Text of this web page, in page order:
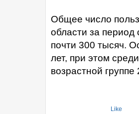
Общее число
области за период
почти 300 тысяч.
лет, при этом
возрастной
Like